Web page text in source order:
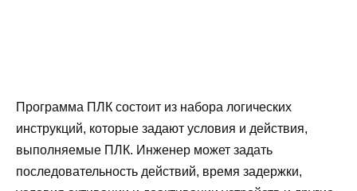
Программа ПЛК состоит из набора логических
инструкций, которые задают условия и действия,
выполняемые ПЛК. Инженер может задать
последовательность действий, время задержки,